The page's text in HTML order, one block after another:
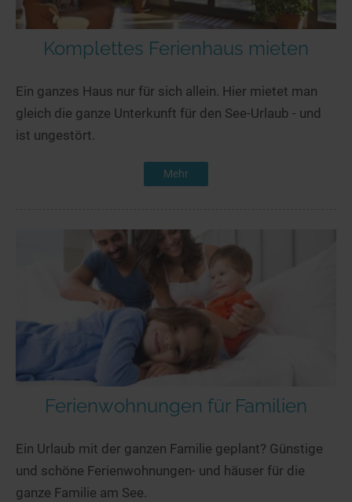
Komplettes Ferienhaus mieten
Ein ganzes Haus nur für sich allein. Hier mietet man
gleich die ganze Unterkunft für den See-Urlaub - und
ist ungestört.
Mehr
Ferienwohnungen für Familien
Ein Urlaub mit der ganzen Familie geplant? Günstige
und schöne Ferienwohnungen- und häuser für die
ganze Familie am See.